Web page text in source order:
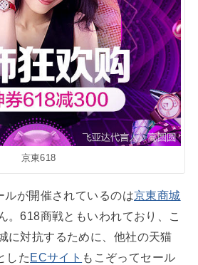
京東618
ルが開催されているのは京東商城
。618商戦ともいわれており、こ
に対抗するために、他社の天猫
したECサイト もこぞってセール